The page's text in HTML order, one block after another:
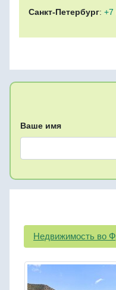
Санкт-Петербург: +7
Ваше имя
Недвижимость во